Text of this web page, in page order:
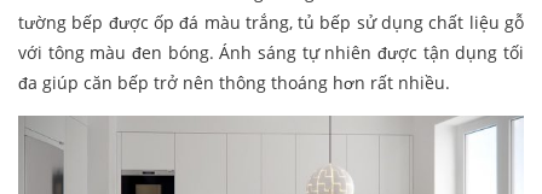
tường bếp được ốp đá màu trắng, tủ bếp sử dụng chất liệu gỗ
với tông màu đen bóng. Ánh sáng tự nhiên được tận dụng tối
đa giúp căn bếp trở nên thông thoáng hơn rất nhiều.